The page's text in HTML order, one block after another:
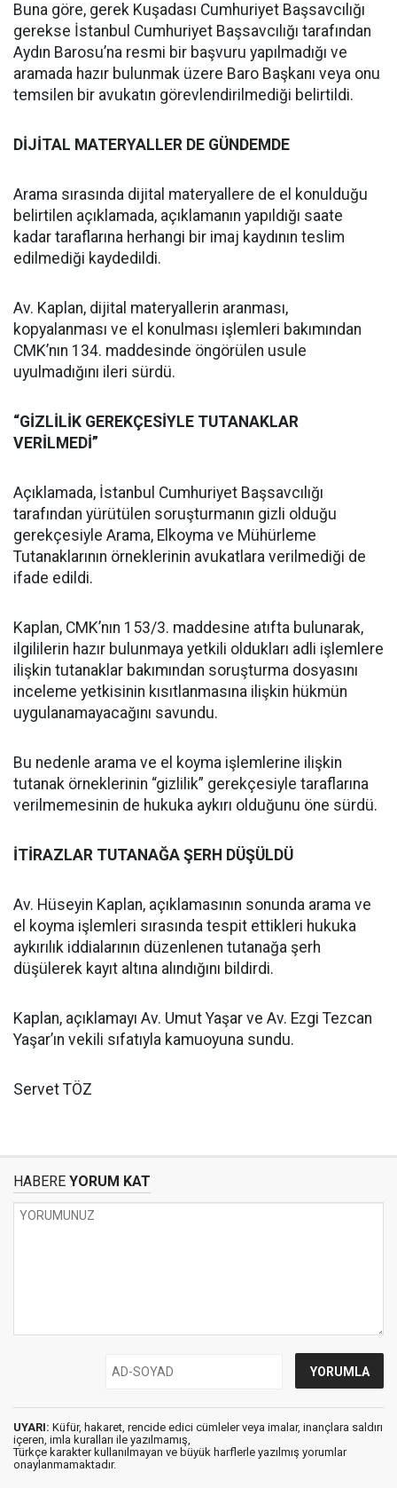
Buna göre, gerek Kuşadası Cumhuriyet Başsavcılığı
gerekse İstanbul Cumhuriyet Başsavcılığı tarafından
Aydın Barosu’na resmi bir başvuru yapılmadığı ve
aramada hazır bulunmak üzere Baro Başkanı veya onu
temsilen bir avukatın görevlendirilmediği belirtildi.
DİJİTAL MATERYALLER DE GÜNDEMDE
Arama sırasında dijital materyallere de el konulduğu
belirtilen açıklamada, açıklamanın yapıldığı saate
kadar taraflarına herhangi bir imaj kaydının teslim
edilmediği kaydedildi.
Av. Kaplan, dijital materyallerin aranması,
kopyalanması ve el konulması işlemleri bakımından
CMK’nın 134. maddesinde öngörülen usule
uyulmadığını ileri sürdü.
“GİZLİLİK GEREKÇESİYLE TUTANAKLAR
VERİLMEDİ”
Açıklamada, İstanbul Cumhuriyet Başsavcılığı
tarafından yürütülen soruşturmanın gizli olduğu
gerekçesiyle Arama, Elkoyma ve Mühürleme
Tutanaklarının örneklerinin avukatlara verilmediği de
ifade edildi.
Kaplan, CMK’nın 153/3. maddesine atıfta bulunarak,
ilgililerin hazır bulunmaya yetkili oldukları adli işlemlere
ilişkin tutanaklar bakımından soruşturma dosyasını
inceleme yetkisinin kısıtlanmasına ilişkin hükmün
uygulanamayacağını savundu.
Bu nedenle arama ve el koyma işlemlerine ilişkin
tutanak örneklerinin “gizlilik” gerekçesiyle taraflarına
verilmemesinin de hukuka aykırı olduğunu öne sürdü.
İTİRAZLAR TUTANAĞA ŞERH DÜŞÜLDÜ
Av. Hüseyin Kaplan, açıklamasının sonunda arama ve
el koyma işlemleri sırasında tespit ettikleri hukuka
aykırılık iddialarının düzenlenen tutanağa şerh
düşülerek kayıt altına alındığını bildirdi.
Kaplan, açıklamayı Av. Umut Yaşar ve Av. Ezgi Tezcan
Yaşar’ın vekili sıfatıyla kamuoyuna sundu.
Servet TÖZ
HABERE YORUM KAT
UYARI: Küfür, hakaret, rencide edici cümleler veya imalar, inançlara saldırı
içeren, imla kuralları ile yazılmamış,
Türkçe karakter kullanılmayan ve büyük harflerle yazılmış yorumlar
onaylanmamaktadır.